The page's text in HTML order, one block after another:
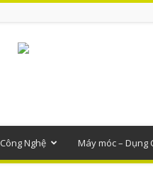
Công Nghệ Máy móc – Dụng